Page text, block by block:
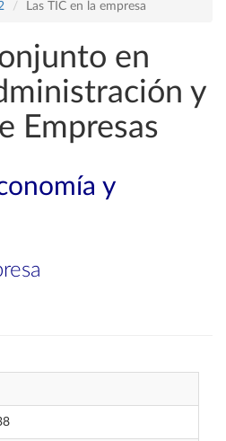
Las TIC en la empresa
en
y
Empresas
y